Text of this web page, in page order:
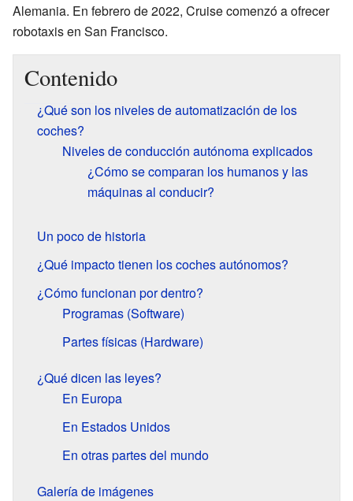
Alemania. En febrero de 2022, Cruise comenzó a ofrecer
robotaxis en San Francisco.
Contenido
¿Qué son los niveles de automatización de los
coches?
Niveles de conducción autónoma explicados
¿Cómo se comparan los humanos y las
máquinas al conducir?
Un poco de historia
¿Qué impacto tienen los coches autónomos?
¿Cómo funcionan por dentro?
Programas (Software)
Partes físicas (Hardware)
¿Qué dicen las leyes?
En Europa
En Estados Unidos
En otras partes del mundo
Galería de imágenes